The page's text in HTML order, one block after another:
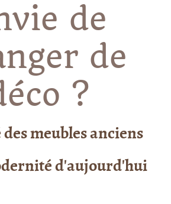
de
de
?
meubles anciens
d'aujourd'hui